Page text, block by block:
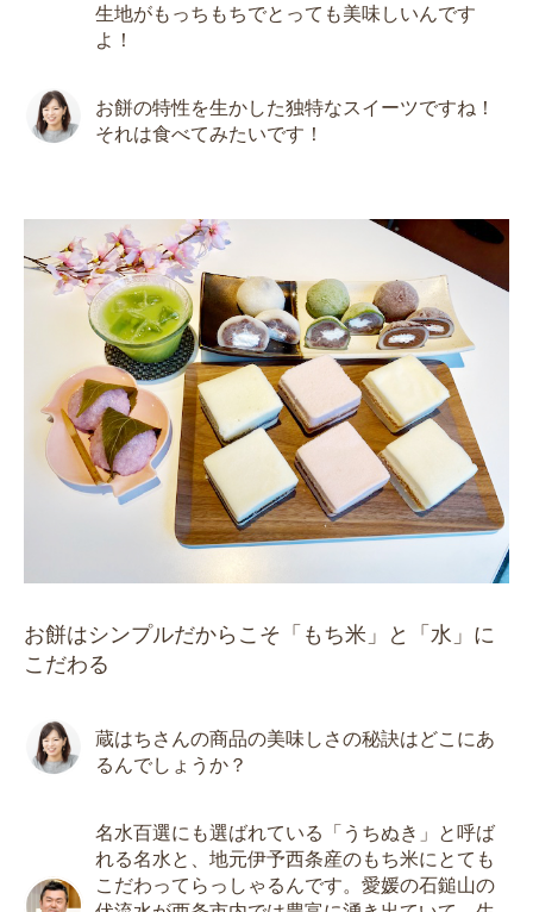
生地がもっちもちでとっても美味しいんです
よ！
お餅の特性を生かした独特なスイーツですね！
それは食べてみたいです！
お餅はシンプルだからこそ「もち米」と「水」に
こだわる
蔵はちさんの商品の美味しさの秘訣はどこにあ
るんでしょうか？
名水百選にも選ばれている「うちぬき」と呼ば
れる名水と、地元伊予西条産のもち米にとても
こだわってらっしゃるんです。愛媛の石鎚山の